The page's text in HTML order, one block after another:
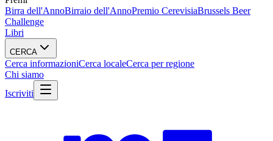
Birra dell'AnnoBirraio dell'AnnoPremio CerevisiaBrussels Beer
Challenge
Libri
CERCA
Cerca informazioniCerca localeCerca per regione
Chi siamo
Iscriviti